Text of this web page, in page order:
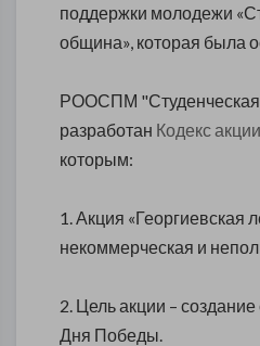
поддержки молодежи
община», которая была
РООСПМ
разработан Кодекс акции
которым:
1. Акция «Георгиевская
некоммерческая и
2. Цель акции –
Дня Победы.